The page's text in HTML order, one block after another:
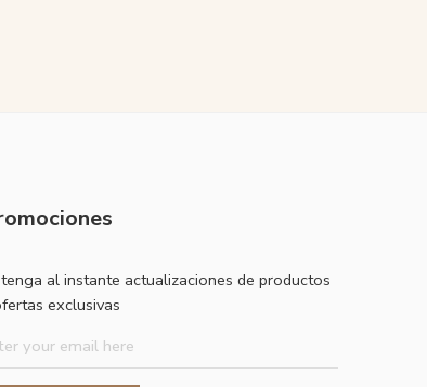
al instante actualizaciones de productos
exclusivas